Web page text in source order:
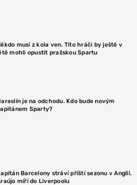
musí z kola ven. Tito hráči by ještě v
mohli opustit pražskou Spartu
je na odchodu. Kdo bude novým
Sparty?
Barcelony stráví příští sezonu v Anglii.
míří do Liverpoolu